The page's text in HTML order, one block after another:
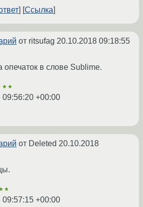
Ссылка
от ritsufag 20.10.2018 09:18:55
опечаток в слове Sublime.
09:56:20 +00:00
от Deleted 20.10.2018
09:57:15 +00:00